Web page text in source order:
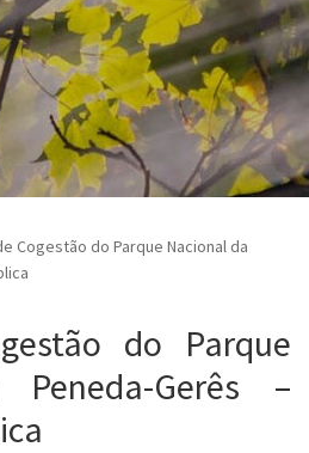
Cogestão do Parque Nacional da
do Parque
Gerês –